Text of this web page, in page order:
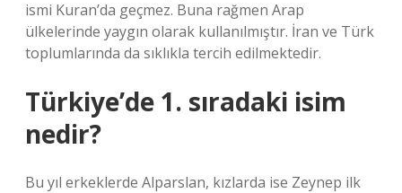
ismi Kuran’da geçmez. Buna rağmen Arap
ülkelerinde yaygın olarak kullanılmıştır. İran ve Türk
toplumlarında da sıklıkla tercih edilmektedir.
Türkiye’de 1. sıradaki isim
nedir?
Bu yıl erkeklerde Alparslan, kızlarda ise Zeynep ilk